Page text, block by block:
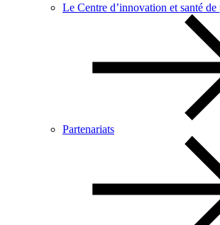
Le Centre d’innovation et santé de
Partenariats